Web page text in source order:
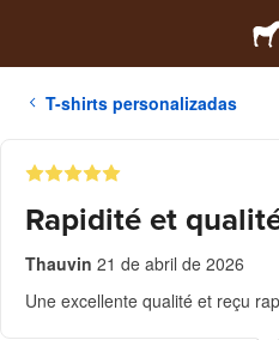
T-shirts personalizadas
Rapidité et
Thauvin 21 de abril de 2026
Une excellente qualité et reçu